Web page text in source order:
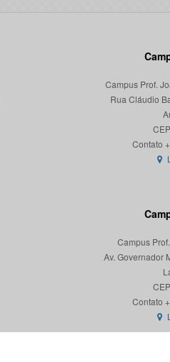
Campus Prof.
Rua Cláudio
Campus
Av. Governador